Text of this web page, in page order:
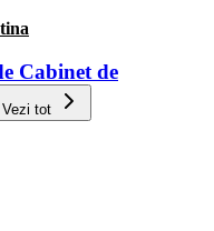
Cabinet de
Vezi tot